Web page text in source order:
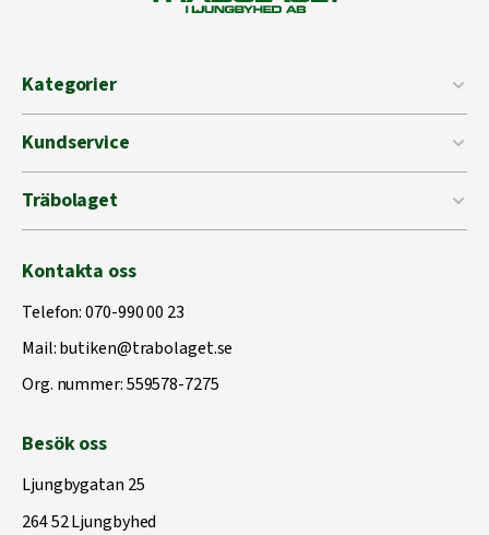
Kategorier
Kundservice
Träbolaget
Kontakta oss
Telefon:070-990 00 23
Mail:butiken@trabolaget.se
Org. nummer: 559578-7275
Besök oss
Ljungbygatan 25
264 52 Ljungbyhed